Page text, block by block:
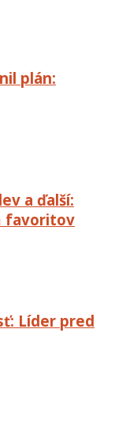
plán:
a ďalší:
favoritov
Líder pred